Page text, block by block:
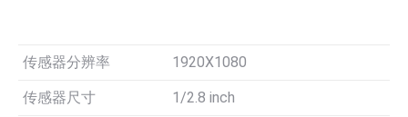
传感器分辨率 1920X1080
传感器尺寸 1/2.8 inch